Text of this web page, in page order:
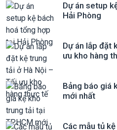
Dự án setup
Hải Phòng
Dự án lắp đặt
ưu kho hàng
Bảng báo giá
mới nhất
Các mẫu tủ